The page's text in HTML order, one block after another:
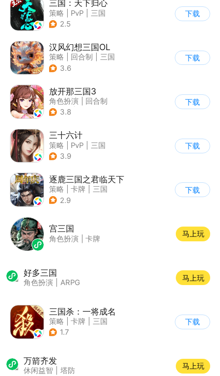
三国：天下归心
策略 PvP
三国
| SLG
2.5
下载
汉风幻想三国OL
策略 回合制
三国
| 中国风
3.6
下载
放开那三国3
角色扮演
回合制
| 三国
3.8
下载
三十六计
策略 PvP
三国
| 中国风
3.9
下载
逐鹿三国之君临天下
策略 卡牌
三国
| 中国风
2.9
下载
宫三国
角色扮演 卡牌
马上玩
好多三国
角色扮演 ARPG
马上玩
三国杀：一将成名
策略 卡牌
三国
| 三国杀
1.7
下载
万箭齐发
休闲益智 塔防
马上玩